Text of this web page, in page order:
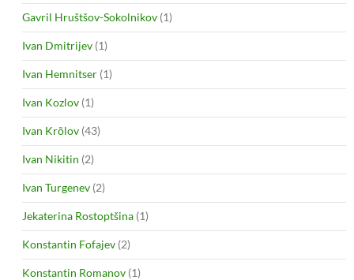
Gavril Hruštšov-Sokolnikov (1)
Ivan Dmitrijev (1)
Ivan Hemnitser (1)
Ivan Kozlov (1)
Ivan Krõlov (43)
Ivan Nikitin (2)
Ivan Turgenev (2)
Jekaterina Rostoptšina (1)
Konstantin Fofajev (2)
Konstantin Romanov (1)